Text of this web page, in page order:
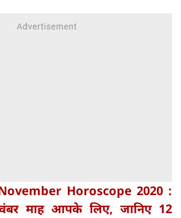
Horoscope 2020 :
माह आपके लिए, जानिए 12